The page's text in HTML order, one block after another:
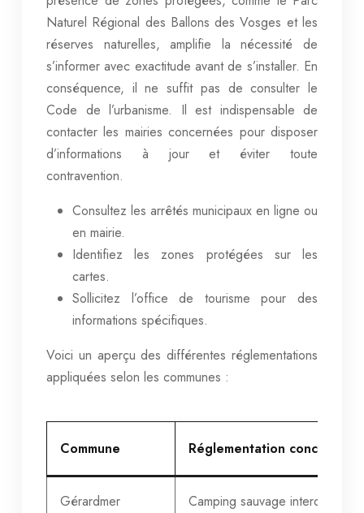
Naturel Régional des Ballons des Vosges et les
réserves naturelles, amplifie la nécessité de
s’informer avec exactitude avant de s’installer. En
conséquence, il ne suffit pas de consulter le
Code de l’urbanisme. Il est indispensable de
contacter les mairies concernées pour disposer
d’informations à jour et éviter toute
contravention.
Consultez les arrêtés municipaux en ligne ou
en mairie.
Identifiez les zones protégées sur les
cartes.
Sollicitez l’office de tourisme pour des
informations spécifiques.
Voici un aperçu des différentes réglementations
appliquées selon les communes :
Commune Réglementation concernant
Gérardmer Camping sauvage interdit sauf